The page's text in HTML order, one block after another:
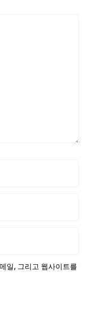
일, 그리고 웹사이트를